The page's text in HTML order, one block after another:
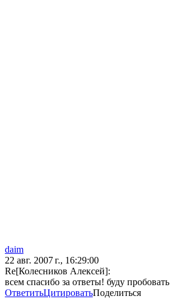
daim
22 авг. 2007 г., 16:29:00
Re[Колесников Алексей]:
всем спасибо за ответы! буду пробовать
ОтветитьЦитироватьПоделиться